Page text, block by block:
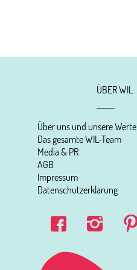
ÜBER WIL
Über uns und unsere Werte
Das gesamte WIL-Team
Media & PR
AGB
Impressum
Datenschutzerklärung